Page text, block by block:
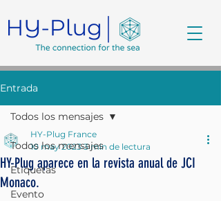
Entrada
Todos los mensajes
Etiquetas
Evento
Todos los mensajes
HY-Plug aparece en la revista anual de JCI
Monaco.
HY-Plug France
10 may 2023 3 min de lectura